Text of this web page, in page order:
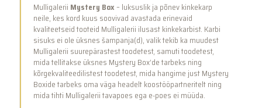
Mulligalerii Mystery Box– luksuslik ja põnev kinkekarp
neile, kes kord kuus soovivad avastada erinevaid
kvaliteetseid tooteid Mulligalerii ilusast kinkekarbist. Karbi
sisuks ei ole üksnes šampanja(d), valik tekib ka muudest
Mulligalerii suurepärastest toodetest, samuti toodetest,
mida tellitakse üksnes Mystery Box’de tarbeks ning
kõrgekvaliteedilistest toodetest, mida hangime just Mystery
Boxide tarbeks oma väga headelt koostööpartneritelt ning
mida tihti Mulligalerii tavapoes ega e-poes ei müüda.